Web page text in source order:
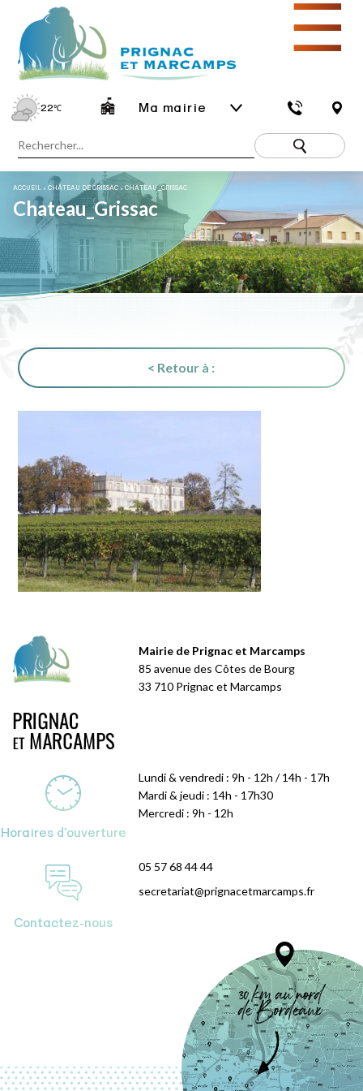
22℃ Ma mairie
☰
ACCUEIL »CHÂTEAU DE GRISSAC»CHATEAU_GRISSAC
Chateau_Grissac
< Retour à :
Mairie de Prignac et Marcamps
85 avenue des Côtes de Bourg
33 710 Prignac et Marcamps
Horaires d'ouverture
Lundi & vendredi : 9h - 12h / 14h - 17h
Mardi & jeudi : 14h - 17h30
Mercredi : 9h - 12h
Contactez-nous
05 57 68 44 44
secretariat@prignacetmarcamps.fr